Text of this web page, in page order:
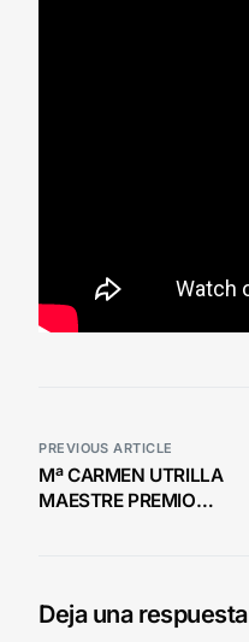
PREVIOUS ARTICLE
Mª CARMEN UTRILLA
MAESTRE PREMIO
Deja una respuesta